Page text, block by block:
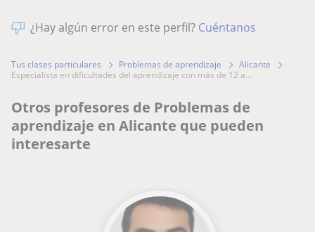
¿Hay algún error en este perfil? Cuéntanos
Tus clases particulares Problemas de aprendizaje
Alicante
especialista en dificultades del aprendizaje con más de 12 a...
Otros profesores de Problemas de
aprendizaje en Alicante que pueden
interesarte